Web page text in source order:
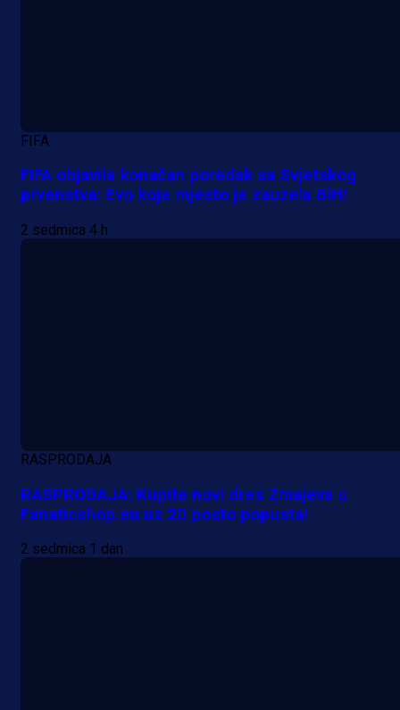
Promo vijesti
MrBit: Isprati kvalifikacije za
FIFA
FIFA objavila konačan poredak sa Svjetskog
prvenstva: Evo koje mjesto je zauzela BiH!
2 sedmica 4 h
RASPRODAJA
RASPRODAJA: Kupite novi dres Zmajeva u
Fanaticshop.eu uz 20 posto popusta!
2 sedmica 1 dan